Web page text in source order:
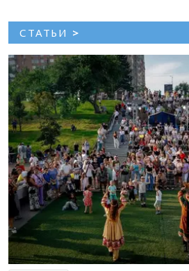
СТАТЬИ >